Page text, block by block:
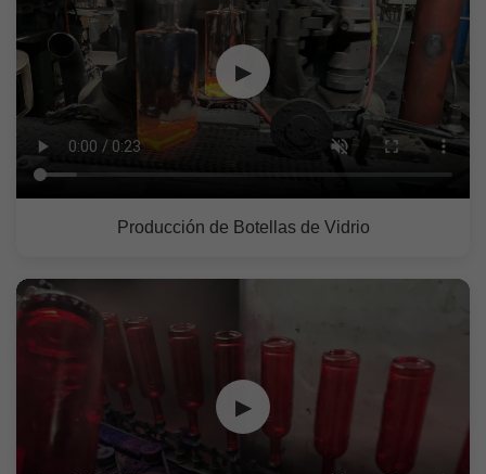
▶
Producción de Botellas de Vidrio
▶